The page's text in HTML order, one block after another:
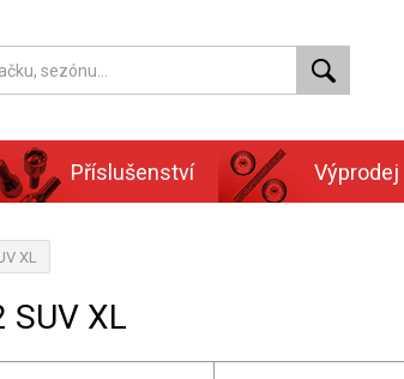
Příslušenství Výprodej
XL
SUV XL